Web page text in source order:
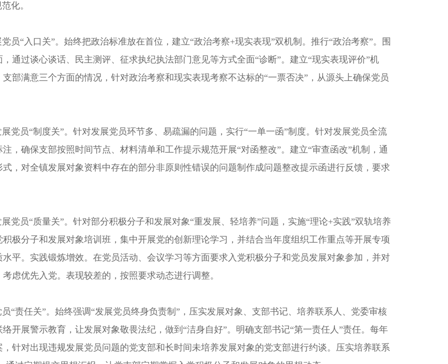
化。
员“入口关”。 始终把政治标准放在首位，建立“政治考察+现实表现”双机制。推行“政治考察”。围
通过谈心谈话、民主测评、征求执纪执法部门意见等方式全面“诊断”。建立“现实表现评价”机
部满意三个方面的情况，针对政治考察和现实表现考察不达标的“一票否决”，从源头上确保党员
党员“制度关”。 针对发展党员环节多、易疏漏的问题，实行“一单一函”制度。针对发展党员全流
，确保支部按照时间节点、材料清单和工作提示规范开展“对函整改”。建立“审查函改”机制，通
，对全镇发展对象资料中存在的部分非原则性错误的问题制作成问题整改提示函进行反馈，要求
党员“质量关”。 针对部分积极分子和发展对象“重发展、轻培养”问题，实施“理论+实践”双轨培养
极分子和发展对象培训班，集中开展党的创新理论学习，并结合当年度组织工作重点等开展专项
平。实践锻炼增效。在党员活动、会议学习等方面要求入党积极分子和党员发展对象参加，并对
虑优先入党。表现较差的，按照要求动态进行调整。
“责任关”。 始终强调“发展党员终身负责制”，压实发展对象、支部书记、培养联系人、党委审核
开展警示教育，让发展对象敬畏法纪，做到“洁身自好”。明确支部书记“第一责任人”责任。每年
针对出现违规发展党员问题的党支部和长时间未培养发展对象的党支部进行约谈。压实培养联系